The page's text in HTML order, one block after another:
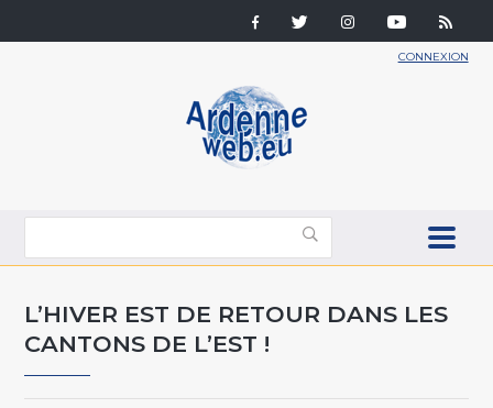
CONNEXION
L’HIVER EST DE RETOUR DANS LES
CANTONS DE L’EST !